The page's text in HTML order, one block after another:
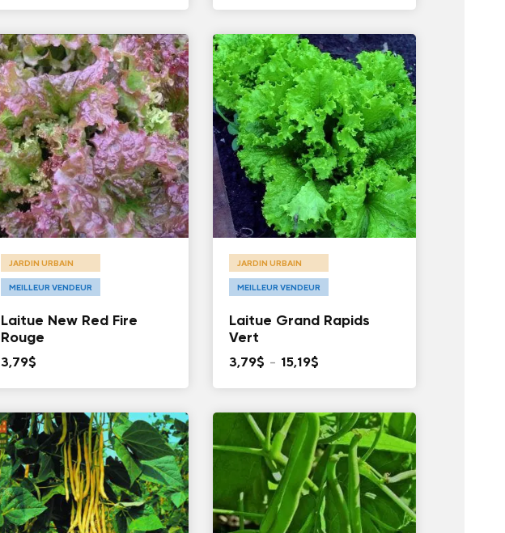
3,79$
à
23,09$
JARDIN URBAIN
MEILLEUR VENDEUR
Laitue New Red Fire
Rouge
3,79$
JARDIN URBAIN
MEILLEUR VENDEUR
Laitue Grand Rapids
Vert
3,79$ – 15,19$Plage
3,79$
à
15,19$